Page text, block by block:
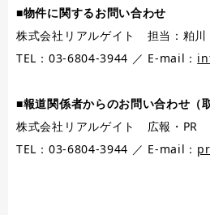
■物件に関するお問い合わせ
株式会社リアルゲイト 担当：粕川
TEL：03-6804-3944 ／ E-mail：
■報道関係者からのお問い合わせ（
株式会社リアルゲイト 広報・PR
TEL：03-6804-3944 ／ E-mail：